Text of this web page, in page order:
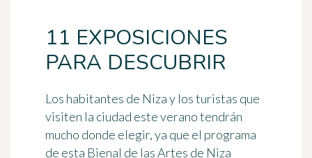
11 EXPOSICIONES
PARA DESCUBRIR
Los habitantes de Niza y los turistas que
visiten la ciudad este verano tendrán
mucho donde elegir, ya que el programa
de esta Bienal de las Artes de Niza